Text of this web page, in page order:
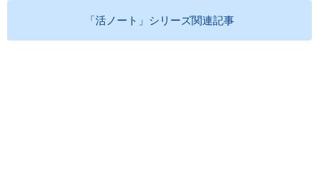
「活ノート」シリーズ関連記事